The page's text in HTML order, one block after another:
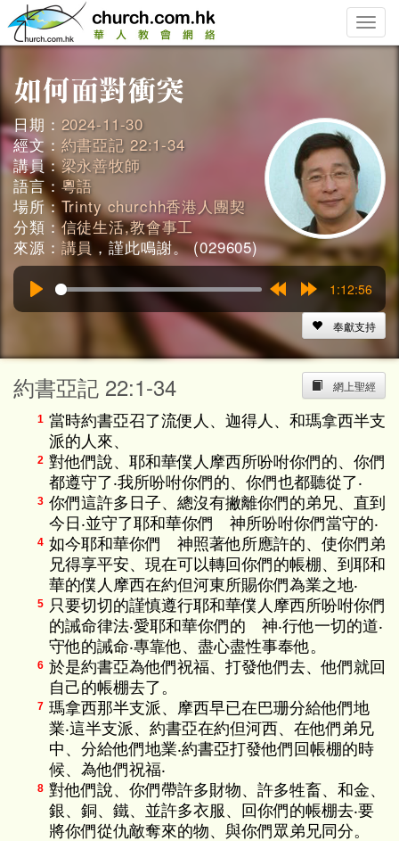
Toggle
日期： 2024-11-30
經文： 約書亞記 22:1-34
講員：梁永善牧師
語言：粵語
場所：Trinty churchh香港人團契
分類：信徒生活,教會事工
來源： 講員 ，謹此鳴謝。 (029605)
15s
1:12:56
奉獻支持
網上聖經
約書亞記 22:1-34
1 當時約書亞召了流便人、迦得人、和瑪拿西半支
派的人來、
2 對他們說、耶和華僕人摩西所吩咐你們的、你們
都遵守了‧我所吩咐你們的、你們也都聽從了‧
3 你們這許多日子、總沒有撇離你們的弟兄、直到
今日‧並守了耶和華你們 神所吩咐你們當守的‧
4 如今耶和華你們 神照著他所應許的、使你們弟
兄得享平安、現在可以轉回你們的帳棚、到耶和
華的僕人摩西在約但河東所賜你們為業之地‧
5 只要切切的謹慎遵行耶和華僕人摩西所吩咐你們
的誡命律法‧愛耶和華你們的 神‧行他一切的道‧
守他的誡命‧專靠他、盡心盡性事奉他。
6 於是約書亞為他們祝福、打發他們去、他們就回
自己的帳棚去了。
7 瑪拿西那半支派、摩西早已在巴珊分給他們地
業‧這半支派、約書亞在約但河西、在他們弟兄
中、分給他們地業‧約書亞打發他們回帳棚的時
候、為他們祝福‧
8 對他們說、你們帶許多財物、許多牲畜、和金、
銀、銅、鐵、並許多衣服、回你們的帳棚去‧要
將你們從仇敵奪來的物、與你們眾弟兄同分。